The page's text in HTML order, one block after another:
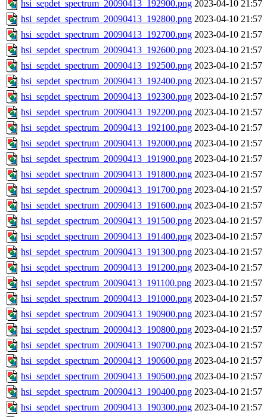
hsi_sepdet_spectrum_20090413_192900.png 2023-04-10 21:57
hsi_sepdet_spectrum_20090413_192800.png 2023-04-10 21:57
hsi_sepdet_spectrum_20090413_192700.png 2023-04-10 21:57
hsi_sepdet_spectrum_20090413_192600.png 2023-04-10 21:57
hsi_sepdet_spectrum_20090413_192500.png 2023-04-10 21:57
hsi_sepdet_spectrum_20090413_192400.png 2023-04-10 21:57
hsi_sepdet_spectrum_20090413_192300.png 2023-04-10 21:57
hsi_sepdet_spectrum_20090413_192200.png 2023-04-10 21:57
hsi_sepdet_spectrum_20090413_192100.png 2023-04-10 21:57
hsi_sepdet_spectrum_20090413_192000.png 2023-04-10 21:57
hsi_sepdet_spectrum_20090413_191900.png 2023-04-10 21:57
hsi_sepdet_spectrum_20090413_191800.png 2023-04-10 21:57
hsi_sepdet_spectrum_20090413_191700.png 2023-04-10 21:57
hsi_sepdet_spectrum_20090413_191600.png 2023-04-10 21:57
hsi_sepdet_spectrum_20090413_191500.png 2023-04-10 21:57
hsi_sepdet_spectrum_20090413_191400.png 2023-04-10 21:57
hsi_sepdet_spectrum_20090413_191300.png 2023-04-10 21:57
hsi_sepdet_spectrum_20090413_191200.png 2023-04-10 21:57
hsi_sepdet_spectrum_20090413_191100.png 2023-04-10 21:57
hsi_sepdet_spectrum_20090413_191000.png 2023-04-10 21:57
hsi_sepdet_spectrum_20090413_190900.png 2023-04-10 21:57
hsi_sepdet_spectrum_20090413_190800.png 2023-04-10 21:57
hsi_sepdet_spectrum_20090413_190700.png 2023-04-10 21:57
hsi_sepdet_spectrum_20090413_190600.png 2023-04-10 21:57
hsi_sepdet_spectrum_20090413_190500.png 2023-04-10 21:57
hsi_sepdet_spectrum_20090413_190400.png 2023-04-10 21:57
hsi_sepdet_spectrum_20090413_190300.png 2023-04-10 21:57